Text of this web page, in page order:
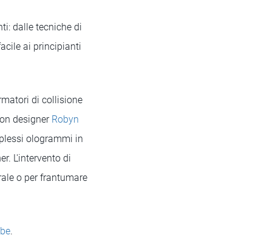
dalle tecniche di
ai principianti
di collisione
designer Robyn
ologrammi in
L'intervento di
o per frantumare
.